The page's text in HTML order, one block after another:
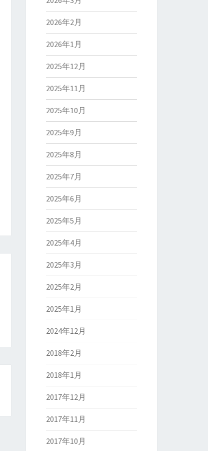
2026年2月
2026年1月
2025年12月
2025年11月
2025年10月
2025年9月
2025年8月
2025年7月
2025年6月
2025年5月
2025年4月
2025年3月
2025年2月
2025年1月
2024年12月
2018年2月
2018年1月
2017年12月
2017年11月
2017年10月